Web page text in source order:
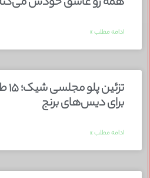
ادامه مطلب »
برای دیس‌های برنج
ادامه مطلب »